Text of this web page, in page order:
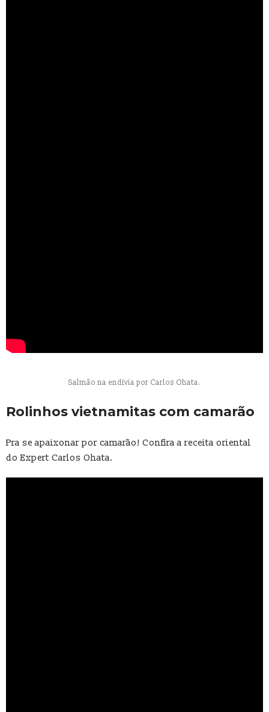
Salmão na endívia por Carlos Ohata.
Rolinhos vietnamitas com camarão
Pra se apaixonar por camarão! Confira a receita oriental
do Expert Carlos Ohata.